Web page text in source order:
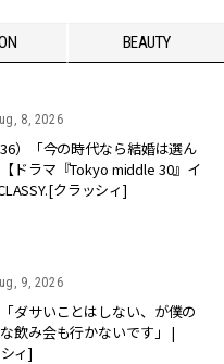
BEAUTY
8, 2026
）「今の時代なら結婚は選ん
ドラマ『Tokyo middle 30』イ
クラッシィ]
9, 2026
ダサいことはしない、が僕の
飲み会も行かないです」 |
ィ]